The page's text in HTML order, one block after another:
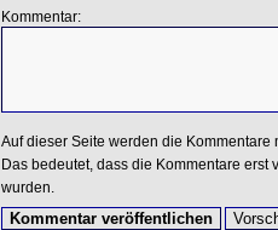
Kommentar:
Auf dieser Seite werden die Kommentare
Das bedeutet, dass die Kommentare
wurden.